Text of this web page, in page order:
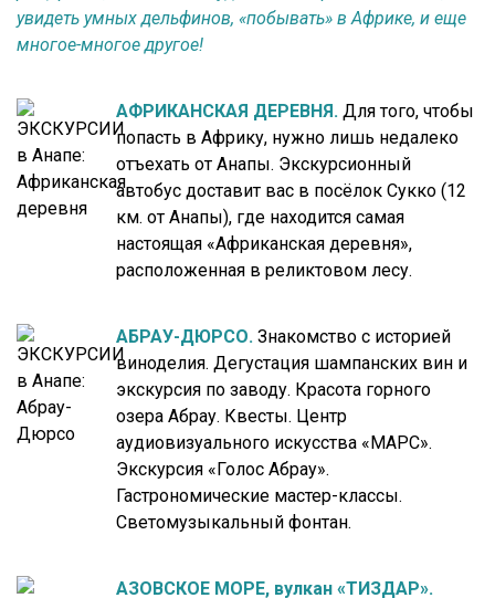
увидеть умных дельфинов, «побывать» в Африке, и еще
многое-многое другое!
АФРИКАНСКАЯ ДЕРЕВНЯ. Для того, чтобы
попасть в Африку, нужно лишь недалеко
отъехать от Анапы. Экскурсионный
автобус доставит вас в посёлок Сукко (12
км. от Анапы), где находится самая
настоящая «Африканская деревня»,
расположенная в реликтовом лесу.
АБРАУ-ДЮРСО. Знакомство с историей
виноделия. Дегустация шампанских вин и
экскурсия по заводу. Красота горного
озера Абрау. Квесты. Центр
аудиовизуального искусства «МАРС».
Экскурсия «Голос Абрау».
Гастрономические мастер-классы.
Светомузыкальный фонтан.
АЗОВСКОЕ МОРЕ, вулкан «ТИЗДАР».